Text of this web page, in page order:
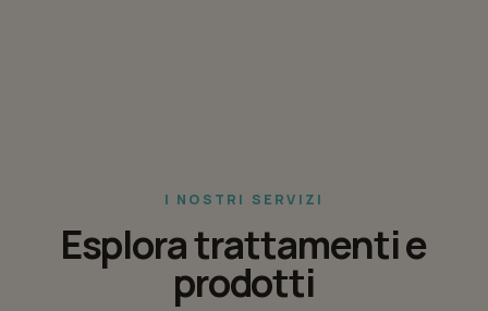
I NOSTRI SERVIZI
Esplora trattamenti e
prodotti